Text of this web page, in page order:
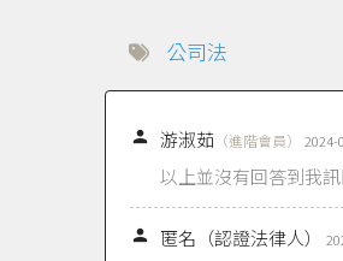
公司法
 游淑茹 （進階會員） 2024-
以上並沒有回答到我
 匿名（認證法律人）